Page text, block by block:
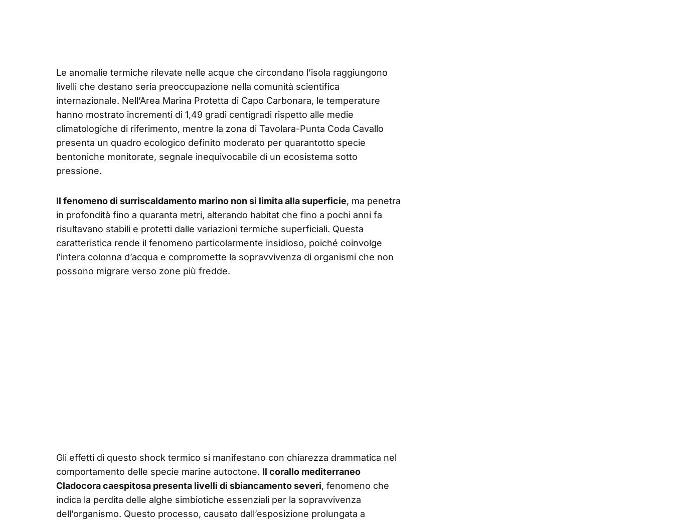
Le anomalie termiche rilevate nelle acque che circondano l’isola raggiungono
livelli che destano seria preoccupazione nella comunità scientifica
internazionale. Nell’Area Marina Protetta di Capo Carbonara, le temperature
hanno mostrato incrementi di 1,49 gradi centigradi rispetto alle medie
climatologiche di riferimento, mentre la zona di Tavolara-Punta Coda Cavallo
presenta un quadro ecologico definito moderato per quarantotto specie
bentoniche monitorate, segnale inequivocabile di un ecosistema sotto
pressione.
Il fenomeno di surriscaldamento marino non si limita alla superficie, ma penetra
in profondità fino a quaranta metri, alterando habitat che fino a pochi anni fa
risultavano stabili e protetti dalle variazioni termiche superficiali. Questa
caratteristica rende il fenomeno particolarmente insidioso, poiché coinvolge
l’intera colonna d’acqua e compromette la sopravvivenza di organismi che non
possono migrare verso zone più fredde.
Gli effetti di questo shock termico si manifestano con chiarezza drammatica nel
comportamento delle specie marine autoctone. Il corallo mediterraneo
Cladocora caespitosa presenta livelli di sbiancamento severi, fenomeno che
indica la perdita delle alghe simbiotiche essenziali per la sopravvivenza
dell’organismo. Questo processo, causato dall’esposizione prolungata a